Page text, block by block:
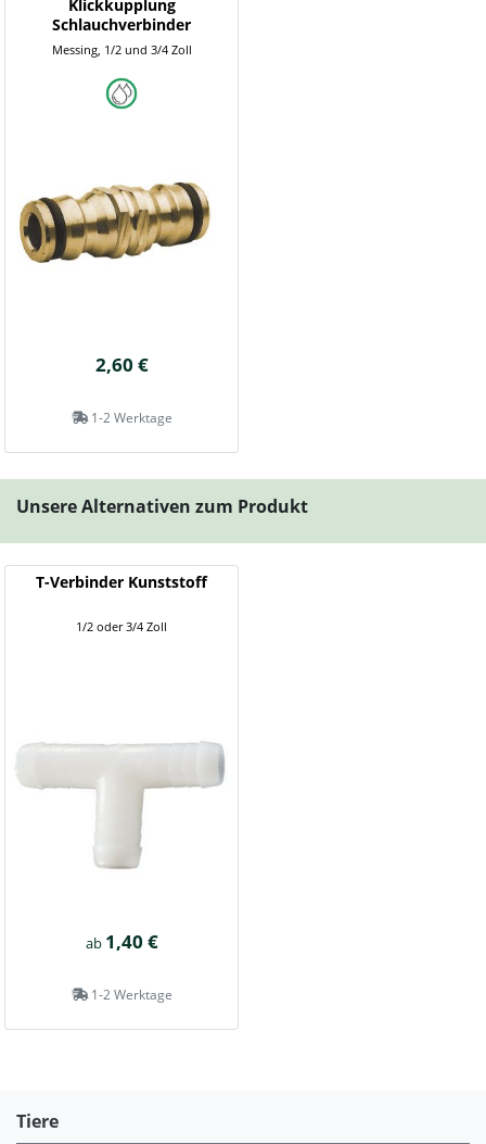
Klickkupplung
Schlauchverbinder
Messing, 1/2 und 3/4 Zoll
2,60 €
1-2 Werktage
Unsere Alternativen zum Produkt
T-Verbinder Kunststoff
1/2 oder 3/4 Zoll
ab 1,40 €
1-2 Werktage
Tiere